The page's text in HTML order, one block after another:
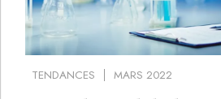
TENDANCES MARS 2022